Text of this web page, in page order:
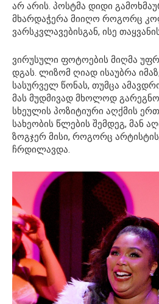
არ არის. პოსტმა დიდი
მხარდაჭერა მიიღო როგორც
ვარსკვლავებისგან, ისე
ვირუსული ფოტოების მიღმა
დგას. ლიზომ ღიად ისაუბრა
სასურველ წონას, თუმცა
მას მუდმივად მხოლოდ
სხეულის პოზიტიური აღქმის
სახეობის წლების შემდეგ, მან
ზოგჯერ მისი, როგორც
ჩრდილავდა.